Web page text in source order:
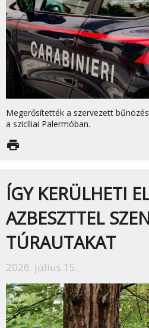
Megerősítették a szervezett
a szicíliai Palermóban.
print
ÍGY KERÜLHETI
AZBESZTTEL
TÚRAUTAKAT
2026. július 15.